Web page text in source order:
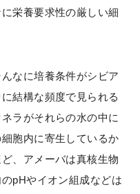
栄養要求性の厳しい細
なに培養条件がシビア
結構な頻度で見られる
ラがそれらの水の中に
胞内に寄生しているか
、アメーバは真核生物
pHやイオン組成などは